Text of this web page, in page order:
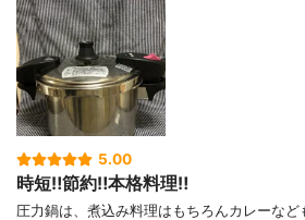
5.00
時短‼️節約‼️本格料理‼️
圧力鍋は、煮込み料理はもちろんカレーなど